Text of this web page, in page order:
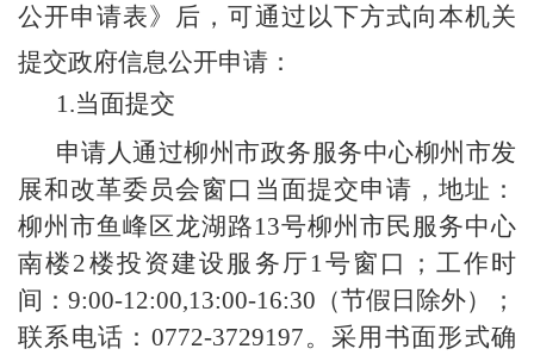
公开申请表》后，可通过以下方式向本机关
提交政府信息公开申请：
1.当面提交
申请人通过柳州市政务服务中心柳州市发
展和改革委员会窗口当面提交申请，地址：
柳州市鱼峰区龙湖路13号柳州市民服务中心
南楼2楼投资建设服务厅1号窗口
； 工作时
间：9:00-12:00,13:00-16:30（节假日除外）
；
联系电话：0772-3729197。 采用书面形式确